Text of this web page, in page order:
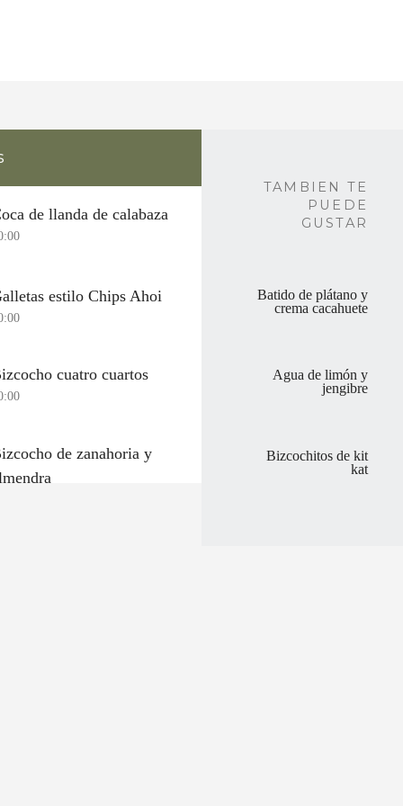
de llanda de calabaza
estilo Chips Ahoi
cuatro cuartos
de zanahoria y
TAMBIEN TE
PUEDE
GUSTAR
Batido de plátano y
crema cacahuete
Agua de limón y
jengibre
Bizcochitos de kit
kat